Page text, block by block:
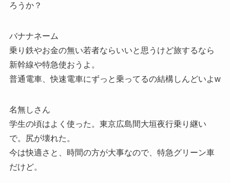
ろうか？
バナナネーム
乗り鉄やお金の無い若者ならいいと思うけど旅するなら
新幹線や特急使おうよ。
普通電車、快速電車にずっと乗ってるの結構しんどいよw
名無しさん
学生の頃はよく使った。東京広島間大垣夜行乗り継い
で。尻が壊れた。
今は快適さと、時間の方が大事なので、特急グリーン車
だけど。